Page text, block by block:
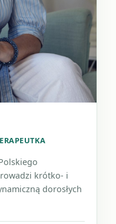
krótko- i
dorosłych